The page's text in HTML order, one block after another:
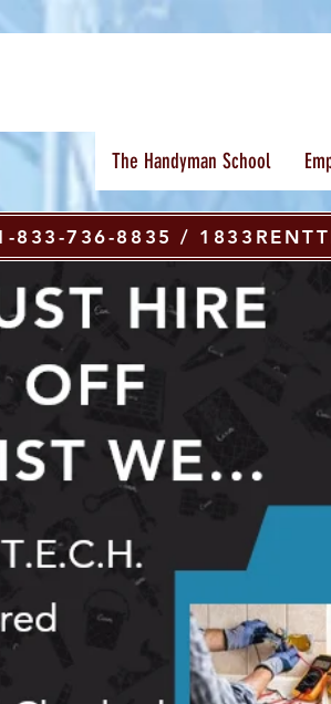
The Handyman School
833-736-8835 /